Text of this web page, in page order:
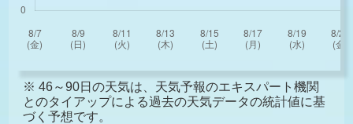
※ 46～90日の天気は、天気予報のエキスパート機関
とのタイアップによる過去の天気データの統計値に基
づく予想です。